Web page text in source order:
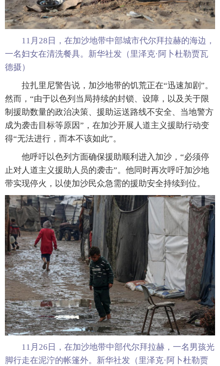
11月28日，在加沙地带中部城市代尔拜拉赫的海边，
一名妇女在清洗餐具。新华社发（里泽克·阿卜杜勒贾瓦
德摄）
拉扎里尼警告说，加沙地带的饥荒正在“迅速加剧”。
然而，“由于以色列当局持续的封锁、设障，以及关于限
制援助数量的政治决策、援助运送路线不安全、当地警方
成为袭击目标等原因”，在加沙开展人道主义援助行动变
得“无法进行，而本不该如此”。
他呼吁以色列方面确保援助顺利进入加沙，“必须停
止对人道主义援助人员的袭击”。他同时再次呼吁加沙地
带实现停火，以使加沙民众急需的援助安全持续到位。
11月26日，在加沙地带中部代尔拜拉赫，一名男孩光
脚行走在泥泞的帐篷外。新华社发（里泽克·阿卜杜勒贾